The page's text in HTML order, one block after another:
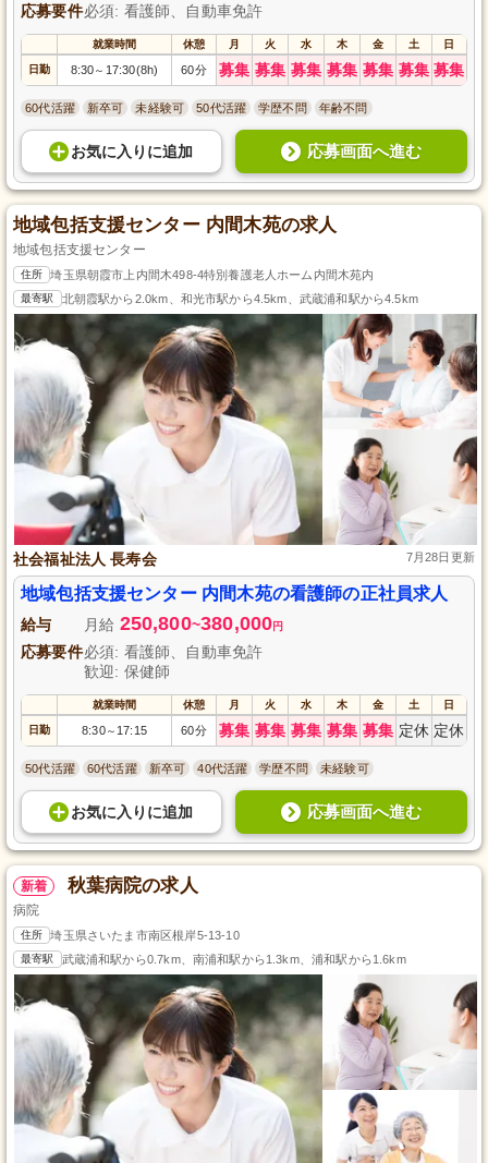
応募要件必須: 看護師、自動車免許
就業時間 休憩 月 火 水 木 金 土 日
日勤 8:30～ 17:30(8h) 60分 募集 募集 募集 募集 募集 募集 募集
60代活躍 新卒可 未経験可 50代活躍 学歴不問 年齢不問
お気に入り に追加 応募画面へ進む
地域包括支援センター 内間木苑の求人
地域包括支援センター
住所 埼玉県朝霞市上内間木498-4特別養護老人ホーム内間木苑内
最寄駅 北朝霞駅から2.0km、和光市駅から4.5km、武蔵浦和駅から4.5km
社会福祉法人 長寿会 7月28日更新
地域包括支援センター 内間木苑の看護師の正社員求人
給与 月給 250,800~380,000円
応募要件必須: 看護師、自動車免許
歓迎: 保健師
就業時間 休憩 月 火 水 木 金 土 日
日勤 8:30～ 17:15 60分 募集 募集 募集 募集 募集 定休 定休
50代活躍 60代活躍 新卒可 40代活躍 学歴不問 未経験可
お気に入り に追加 応募画面へ進む
新着 秋葉病院の求人
病院
住所 埼玉県さいたま市南区根岸5-13-10
最寄駅 武蔵浦和駅から0.7km、南浦和駅から1.3km、浦和駅から1.6km